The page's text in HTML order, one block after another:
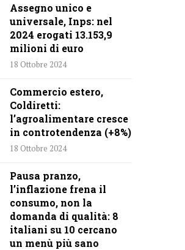
Assegno unico e
universale, Inps: nel
2024 erogati 13.153,9
milioni di euro
18 Ottobre 2024
Commercio estero,
Coldiretti:
l’agroalimentare cresce
in controtendenza (+8%)
18 Ottobre 2024
Pausa pranzo,
l’inflazione frena il
consumo, non la
domanda di qualità: 8
italiani su 10 cercano
un menù più sano